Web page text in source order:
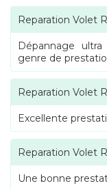
Reparation Volet
Dépannage
genre de
Reparation Volet
Excellente
Reparation Volet
Une bonne